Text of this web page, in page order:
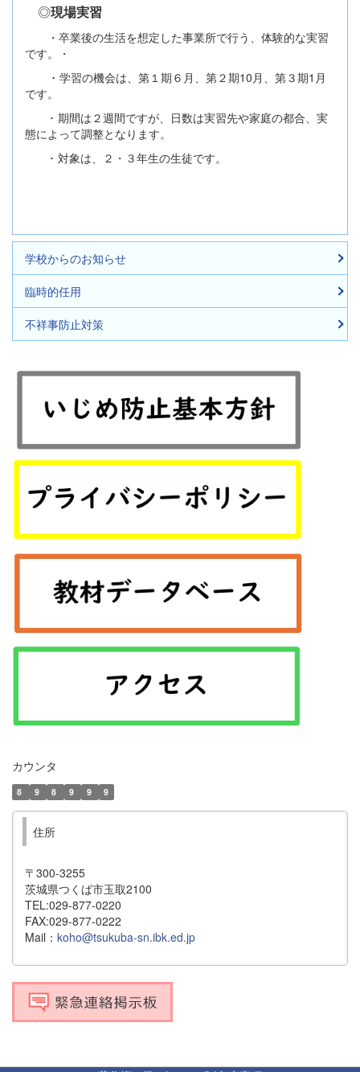
◎現場実習
・卒業後の生活を想定した事業所で行う、体験的な実習
です。・
･ 学習の機会は、第１期６月、第２期10月、第３期1月
です。
･ 期間は２週間ですが、日数は実習先や家庭の都合、実
態によって調整となります。
･ 対象は、２・３年生の生徒です。
学校からのお知らせ
臨時的任用
不祥事防止対策
カウンタ
8 9 8 9 9 9
住所
〒300-3255
茨城県つくば市玉取2100
TEL:029-877-0220
FAX:029-877-0222
Mail： koho@tsukuba-sn.ibk.ed.jp